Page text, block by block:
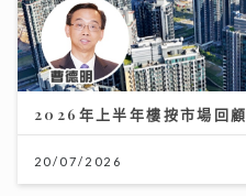
2026年上半年樓按市場回顧
20/07/2026